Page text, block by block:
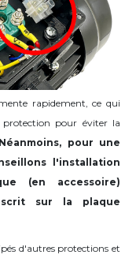
rapidement, ce qui
protection pour éviter la
Néanmoins, pour une
l'installation
(en accessoire)
sur la plaque
d'autres protections et